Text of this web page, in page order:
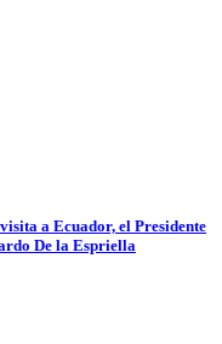
a Ecuador, el Presidente
De la Espriella